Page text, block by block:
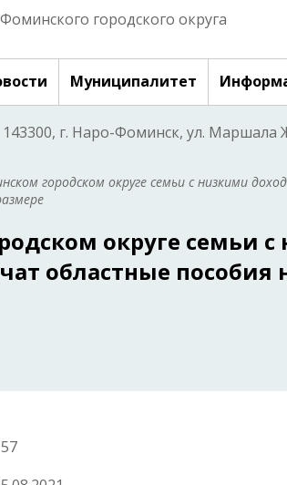
городского округа
Муниципалитет
143300, г. Наро-Фоминск, ул. Маршала
городском округе семьи с низкими
округе семьи
областные